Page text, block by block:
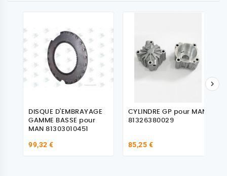
DISQUE D'EMBRAYAGE
GAMME BASSE pour
MAN 81303010451
99,32 €
CYLINDRE GP pour MAN
81326380029
85,25 €
